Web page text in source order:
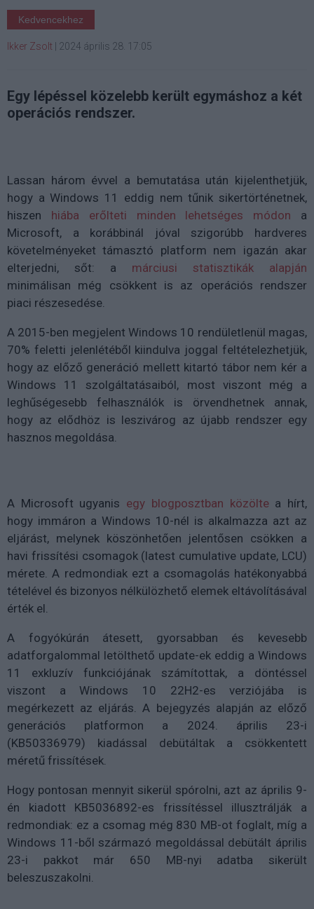
Kedvencekhez
Ikker Zsolt 2024 április 28. 17:05
Egy lépéssel közelebb került egymáshoz a két
operációs rendszer.
Lassan három évvel a bemutatása után kijelenthetjük,
hogy a Windows 11 eddig nem tűnik sikertörténetnek,
hiszen hiába erőlteti minden lehetséges módon a
Microsoft, a korábbinál jóval szigorúbb hardveres
követelményeket támasztó platform nem igazán akar
elterjedni, sőt: a márciusi statisztikák alapján
minimálisan még csökkent is az operációs rendszer
piaci részesedése.
A 2015-ben megjelent Windows 10 rendületlenül magas,
70% feletti jelenlétéből kiindulva joggal feltételezhetjük,
hogy az előző generáció mellett kitartó tábor nem kér a
Windows 11 szolgáltatásaiból, most viszont még a
leghűségesebb felhasználók is örvendhetnek annak,
hogy az elődhöz is leszivárog az újabb rendszer egy
hasznos megoldása.
A Microsoft ugyanis egy blogposztban közöltea hírt,
hogy immáron a Windows 10-nél is alkalmazza azt az
eljárást, melynek köszönhetően jelentősen csökken a
havi frissítési csomagok (latest cumulative update, LCU)
mérete. A redmondiak ezt a csomagolás hatékonyabbá
tételével és bizonyos nélkülözhető elemek eltávolításával
érték el.
A fogyókúrán átesett, gyorsabban és kevesebb
adatforgalommal letölthető update-ek eddig a Windows
11 exkluzív funkciójának számítottak, a döntéssel
viszont a Windows 10 22H2-es verziójába is
megérkezett az eljárás. A bejegyzés alapján az előző
generációs platformon a 2024. április 23-i
(KB50336979) kiadással debütáltak a csökkentett
méretű frissítések.
Hogy pontosan mennyit sikerül spórolni, azt az április 9-
én kiadott KB5036892-es frissítéssel illusztrálják a
redmondiak: ez a csomag még 830 MB-ot foglalt, míg a
Windows 11-ből származó megoldással debütált április
23-i pakkot már 650 MB-nyi adatba sikerült
beleszuszakolni.